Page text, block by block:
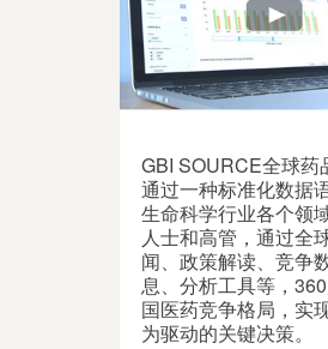
GBI SOURCE全球药
通过一种标准化数据
生命科学行业各个领
人士和高管，通过全
闻、政策解读、竞争
息、分析工具等，
国医药竞争格局，实
为驱动的关键决策。